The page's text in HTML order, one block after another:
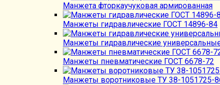
Манжета фторкаучуковая армированная
Манжеты гидравлические ГОСТ 14896-84
Манжеты гидравлические
Манжеты пневматические ГОСТ 6678-72
Манжеты воротниковые ТУ 38-1051725-